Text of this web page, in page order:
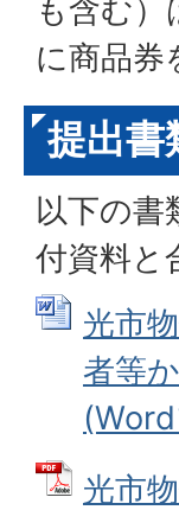
も含む
に商品券
提出書
以下の書
付資料と
光市
者等
光市